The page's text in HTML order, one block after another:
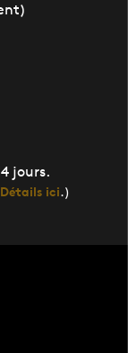
jours.
Détails ici.)